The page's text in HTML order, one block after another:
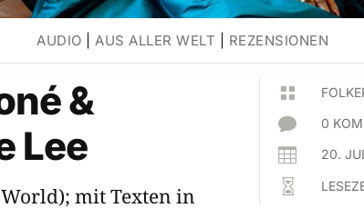
AUDIO AUS ALLER WELT REZENSIONEN
&
Lee
mit Texten in

 0
 20.
